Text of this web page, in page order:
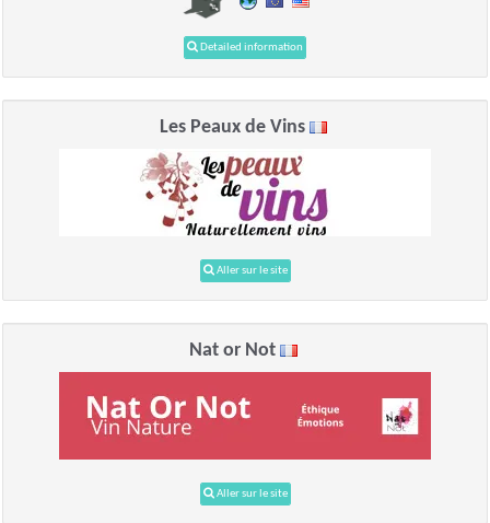
Detailed information
Les Peaux de Vins
Aller sur le site
Nat or Not
Aller sur le site